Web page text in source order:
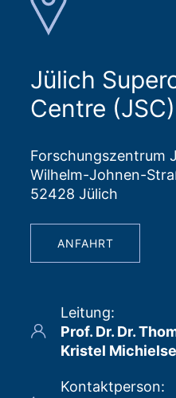
Jülich
Centre (JSC)
Forschungszentrum
Wilhelm-Johnen-
52428 Jülich
ANFAHRT
Leitung:
Prof. Dr. Dr.
Kristel
Kontaktperson: